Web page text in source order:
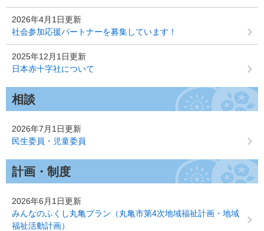
2026年4月1日更新
社会参加応援パートナーを募集しています！
2025年12月1日更新
日本赤十字社について
相談
2026年7月1日更新
民生委員・児童委員
計画・制度
2026年6月1日更新
みんなのふくし丸亀プラン（丸亀市第4次地域福祉計画・地域
福祉活動計画）